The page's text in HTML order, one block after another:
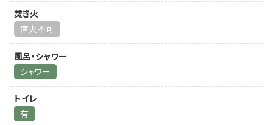
焚き火
直火不可
風呂・シャワー
シャワー
トイレ
有